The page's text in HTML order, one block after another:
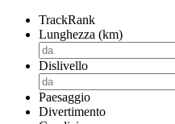
TrackRank
Lunghezza (km)
Dislivello
Paesaggio
Divertimento